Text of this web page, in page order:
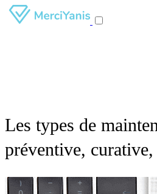
Les types de
préventive,